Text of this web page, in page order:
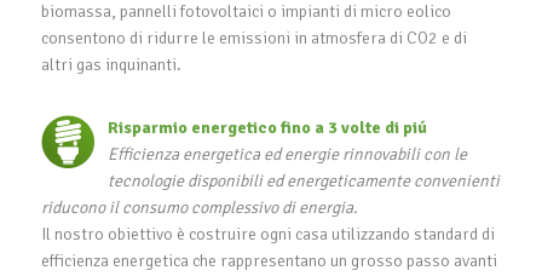
biomassa, pannelli fotovoltaici o impianti di micro eolico
consentono di ridurre le emissioni in atmosfera di CO2 e di
altri gas inquinanti.
Risparmio energetico fino a 3 volte di piú
Efficienza energetica ed energie rinnovabili con le
tecnologie disponibili ed energeticamente convenienti
riducono il consumo complessivo di energia.
Il nostro obiettivo è costruire ogni casa utilizzando standard di
efficienza energetica che rappresentano un grosso passo avanti